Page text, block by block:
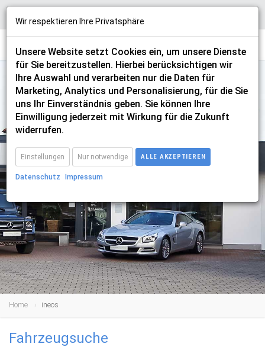
ineos
Home ineos
Fahrzeugsuche
Wir respektieren Ihre Privatsphäre
Unsere Website setzt Cookies ein, um unsere Dienste
für Sie bereitzustellen. Hierbei berücksichtigen wir
Ihre Auswahl und verarbeiten nur die Daten für
Marketing, Analytics und Personalisierung, für die Sie
uns Ihr Einverständnis geben. Sie können Ihre
Einwilligung jederzeit mit Wirkung für die Zukunft
widerrufen.
Einstellungen Nur notwendige ALLE AKZEPTIEREN
Datenschutz Impressum